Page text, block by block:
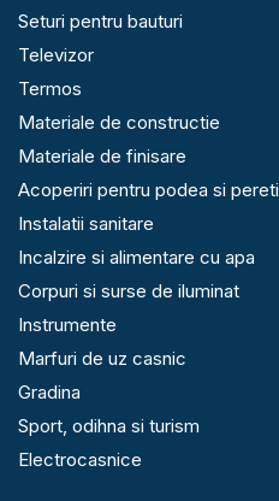
Seturi pentru bauturi
Televizor
Termos
Materiale de constructie
Materiale de finisare
Acoperiri pentru podea si pereti
Instalatii sanitare
Incalzire si alimentare cu apa
Corpuri si surse de iluminat
Instrumente
Marfuri de uz casnic
Gradina
Sport, odihna si turism
Electrocasnice